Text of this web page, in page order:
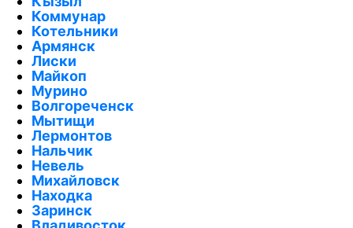
Коммунар
Котельники
Армянск
Лиски
Майкоп
Мурино
Волгореченск
Мытищи
Лермонтов
Нальчик
Невель
Михайловск
Находка
Заринск